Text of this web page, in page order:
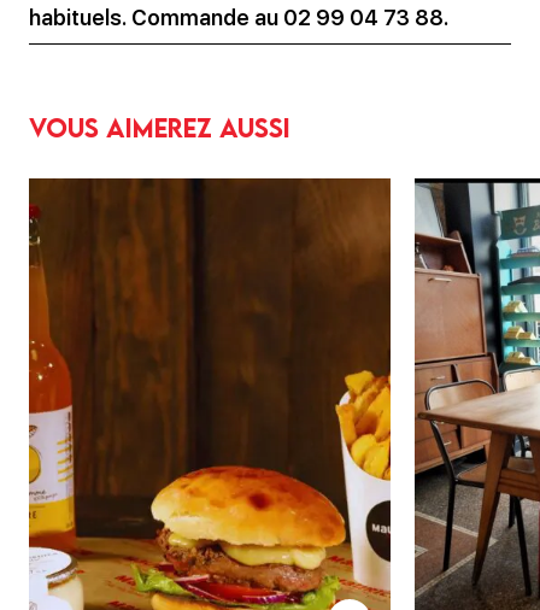
habituels. Commande au 02 99 04 73 88.
Vous aimerez aussi